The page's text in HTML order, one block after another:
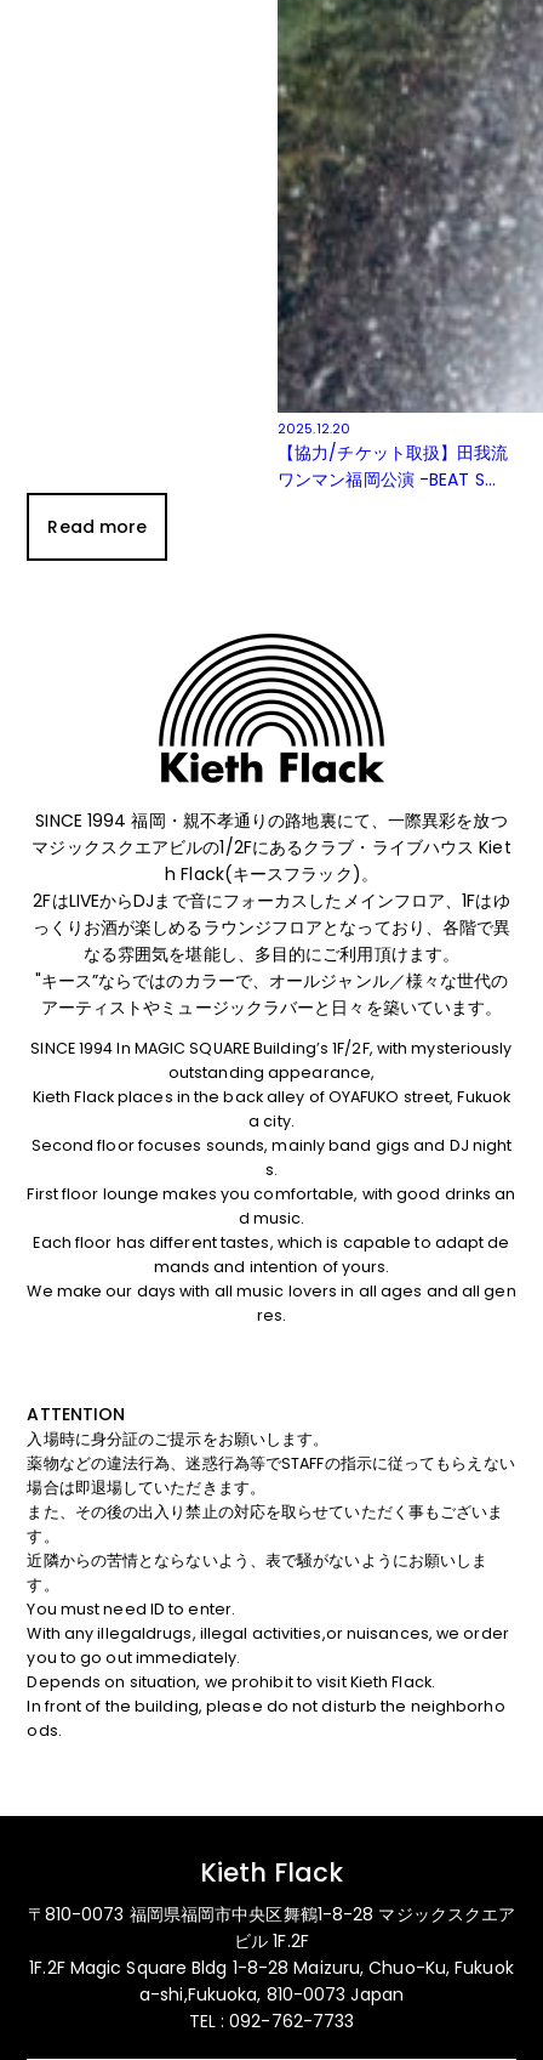
2025.12.20
【協力/チケット取扱】田我流
ワンマン福岡公演 -BEAT S...
Read more
SINCE 1994 福岡・親不孝通りの路地裏にて、 一際異彩を放つ
マジックスクエアビルの1/2Fにあるクラブ・ライブハウス Kiet
h Flack(キースフラック)。
2FはLIVEからDJまで音にフォーカスしたメインフロア、1Fはゆ
っくりお酒が楽しめるラウンジフロアとなっており、 各階で異
なる雰囲気を堪能し、多目的にご利用頂けます。
"キース”ならではのカラーで、オールジャンル／様々な世代の
アーティストやミュージックラバーと日々を築いています。
SINCE 1994 In MAGIC SQUARE Building’s 1F/2F, with mysteriously
outstanding appearance,
Kieth Flack places in the back alley of OYAFUKO street, Fukuok
a city.
Second floor focuses sounds, mainly band gigs and DJ night
s.
First floor lounge makes you comfortable, with good drinks an
d music.
Each floor has different tastes, which is capable to adapt de
mands and intention of yours.
We make our days with all music lovers in all ages and all gen
res.
ATTENTION
入場時に身分証のご提示をお願いします。
薬物などの違法行為、迷惑行為等でSTAFFの指示に従ってもらえない
場合は即退場していただきます。
また、その後の出入り禁止の対応を取らせていただく事もございま
す。
近隣からの苦情とならないよう、表で騒がないようにお願いしま
す。
You must need ID to enter.
With any illegaldrugs, illegal activities,or nuisances, we order
you to go out immediately.
Depends on situation, we prohibit to visit Kieth Flack.
In front of the building, please do not disturb the neighborho
ods.
Kieth Flack
〒810-0073 福岡県福岡市中央区舞鶴1-8-28 マジックスクエア
ビル 1F.2F
1F.2F Magic Square Bldg 1-8-28 Maizuru, Chuo-Ku, Fukuok
a-shi,Fukuoka, 810-0073 Japan
TEL : 092-762-7733